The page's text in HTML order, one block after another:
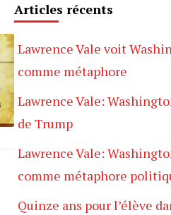
Articles récents
Lawrence Vale voit
comme métaphore
Lawrence Vale:
de Trump
Lawrence Vale:
comme métaphore
Quinze ans pour l’élève